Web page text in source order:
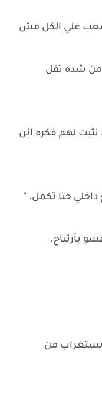
علي الكل مش
شده تقل
لهم فكره انن
حتا تكمل. "
بأرتياح.
من